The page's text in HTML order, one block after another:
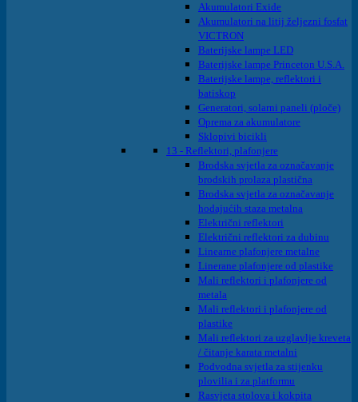
Akumulatori Exide
Akumulatori na litij željezni fosfat
VICTRON
Baterijske lampe LED
Baterijske lampe Princeton U.S.A.
Baterijske lampe, reflektori i
batiskop
Generatori, solarni paneli (ploče)
Oprema za akumulatore
Sklopivi bicikli
13 - Reflektori, plafonjere
Brodska svjetla za označavanje
brodskih prolaza plastična
Brodska svjetla za označavanje
hodajućih staza metalna
Električni reflektori
Električni reflektori za dubinu
Linearne plafonjere metalne
Linerane plafonjere od plastike
Mali reflektori i plafonjere od
metala
Mali reflektori i plafonjere od
plastike
Mali reflektori za uzglavlje kreveta
/ čitanje karata metalni
Podvodna svjetla za stijenku
plovilia i za platformu
Rasvjeta stolova i kokpita